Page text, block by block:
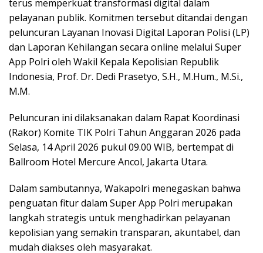
terus memperkuat transformasi digital dalam
pelayanan publik. Komitmen tersebut ditandai dengan
peluncuran Layanan Inovasi Digital Laporan Polisi (LP)
dan Laporan Kehilangan secara online melalui Super
App Polri oleh Wakil Kepala Kepolisian Republik
Indonesia, Prof. Dr. Dedi Prasetyo, S.H., M.Hum., M.Si.,
M.M.
Peluncuran ini dilaksanakan dalam Rapat Koordinasi
(Rakor) Komite TIK Polri Tahun Anggaran 2026 pada
Selasa, 14 April 2026 pukul 09.00 WIB, bertempat di
Ballroom Hotel Mercure Ancol, Jakarta Utara.
Dalam sambutannya, Wakapolri menegaskan bahwa
penguatan fitur dalam Super App Polri merupakan
langkah strategis untuk menghadirkan pelayanan
kepolisian yang semakin transparan, akuntabel, dan
mudah diakses oleh masyarakat.